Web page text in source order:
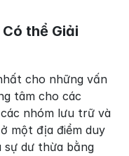
thể Giải
cho những vấn
nhóm lưu trữ và
một địa điểm duy
sự dư thừa bằng